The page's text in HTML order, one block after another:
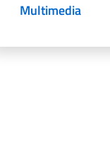
Multimedia